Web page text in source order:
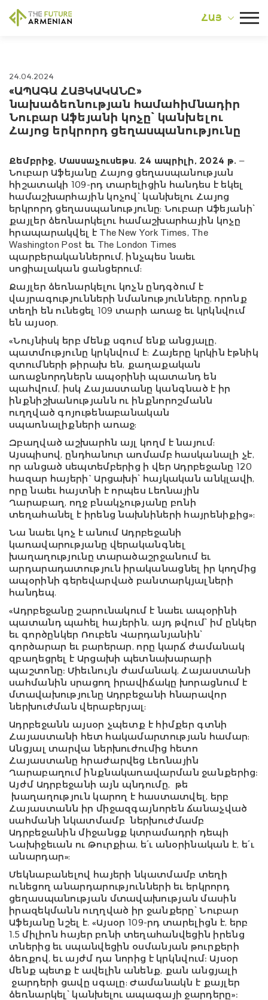
ՀԱՅ
24.04.2024
«ԱՊԱԳԱ ՀԱՅԿԱԿԱՆԸ»
նախաձեռնության համահիմնադիր
Նուբար Աֆեյանի կոչը՝ կանխելու
Հայոց երկրորդ ցեղասպանությունը
Քեմբրիջ, Մասսաչուսեթս. 24 ապրիլի, 2024 թ. –
Նուբար Աֆեյանը Հայոց ցեղասպանության
հիշատակի 109-րդ տարելիցին հանդես է եկել
համաշխարհային կոչով՝ կանխելու Հայոց
երկրորդ ցեղասպանությունը: Նուբար Աֆեյանի՝
քայլեր ձեռնարկելու համաշխարհային կոչը
հրապարակվել է The New York Times, The
Washington Post եւ The London Times
պարբերականներում, ինչպես նաեւ
սոցիալական ցանցերում:
Քայլեր ձեռնարկելու կոչն ընդգծում է
վայրագությունների նմանությունները, որոնք
տեղի են ունեցել 109 տարի առաջ եւ կրկնվում
են այսօր.
«Նույնիսկ երբ մենք սգում ենք անցյալը,
պատմությունը կրկնվում է: Հայերը կրկին էթնիկ
զտումների թիրախ են, քաղաքական
առաջնորդներն ապօրինի պատանդ են
պահվում, իսկ Հայաստանը կանգնած է իր
ինքնիշխանությանն ու ինքնորոշմանն
ուղղված գոյութենաբանական
սպառնալիքների առաջ:
Զբաղված աշխարհն այլ կողմ է նայում:
Այսպիսով, ընդհանուր առմամբ հասկանալի չէ,
որ անցած սեպտեմբերից ի վեր Ադրբեջանը 120
հազար հայերի` Արցախի՝ հայկական անկլավի,
որը նաեւ հայտնի է որպես Լեռնային
Ղարաբաղ, ողջ բնակչությանը բռնի
տեղահանել է իրենց նախնիների հայրենիքից»:
Նա նաեւ կոչ է անում Ադրբեջանի
կառավարությանը վերականգնել
խաղաղությունը տարածաշրջանում եւ
արդարադատություն իրականացնել իր կողմից
ապօրինի գերեվարված բանտարկյալների
հանդեպ.
«Ադրբեջանը շարունակում է նաեւ ապօրինի
պատանդ պահել հայերին, այդ թվում՝ իմ ընկեր
եւ գործընկեր Ռուբեն Վարդանյանին՝
գործարար եւ բարերար, որը կարճ ժամանակ
զբաղեցրել է Արցախի պետնախարարի
պաշտոնը։ Միեւնույն ժամանակ, Հայաստանի
սահմանին սրացող իրավիճակը խորացնում է
մտավախությունը Ադրբեջանի հնարավոր
ներխուժման վերաբերյալ:
Ադրբեջանն այսօր չպետք է հիմքեր գտնի
Հայաստանի հետ հակամարտության համար:
Անցյալ տարվա ներխուժումից հետո
Հայաստանը հրաժարվեց Լեռնային
Ղարաբաղում ինքնակառավարման ջանքերից։
Այժմ Ադրբեջանի այն պնդումը, թե
խաղաղություն կարող է հաստատվել, երբ
Հայաստանն իր միջազգայնորեն ճանաչված
սահմանի նկատմամբ ներխուժմամբ
Ադրբեջանին միջանցք կտրամադրի դեպի
Նախիջեւան ու Թուրքիա, ե՛ւ անօրինական է, ե՛ւ
անարդար»:
Մեկնաբանելով հայերի նկատմամբ տեղի
ունեցող անարդարությունների եւ երկրորդ
ցեղասպանության մտավախության մասին
իրազեկմանն ուղղված իր ջանքերը՝ Նուբար
Աֆեյանը նշել է. «Այսօր 109-րդ տարելիցն է, երբ
1.5 միլիոն հայեր բռնի տեղահանվեցին իրենց
տներից եւ սպանվեցին օսմանյան թուրքերի
ձեռքով, եւ այժմ դա նորից է կրկնվում։ Այսօր
մենք պետք է ավելին անենք, քան անցյալի
ջարդերի ցավը սգալը: Ժամանակն է քայլեր
ձեռնարկել՝ կանխելու ապագայի ջարդերը»։